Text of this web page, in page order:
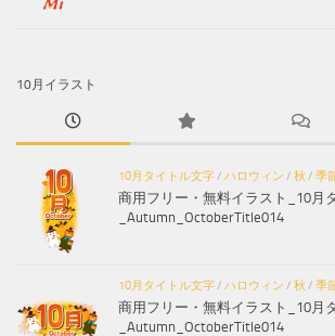
10月イラスト
10月タイトル文字 / ハロウィン / 秋 / 季
商用フリー・無料イラスト_10月
_Autumn_OctoberTitle014
10月タイトル文字 / ハロウィン / 秋 / 季
商用フリー・無料イラスト_10月
_Autumn_OctoberTitle014